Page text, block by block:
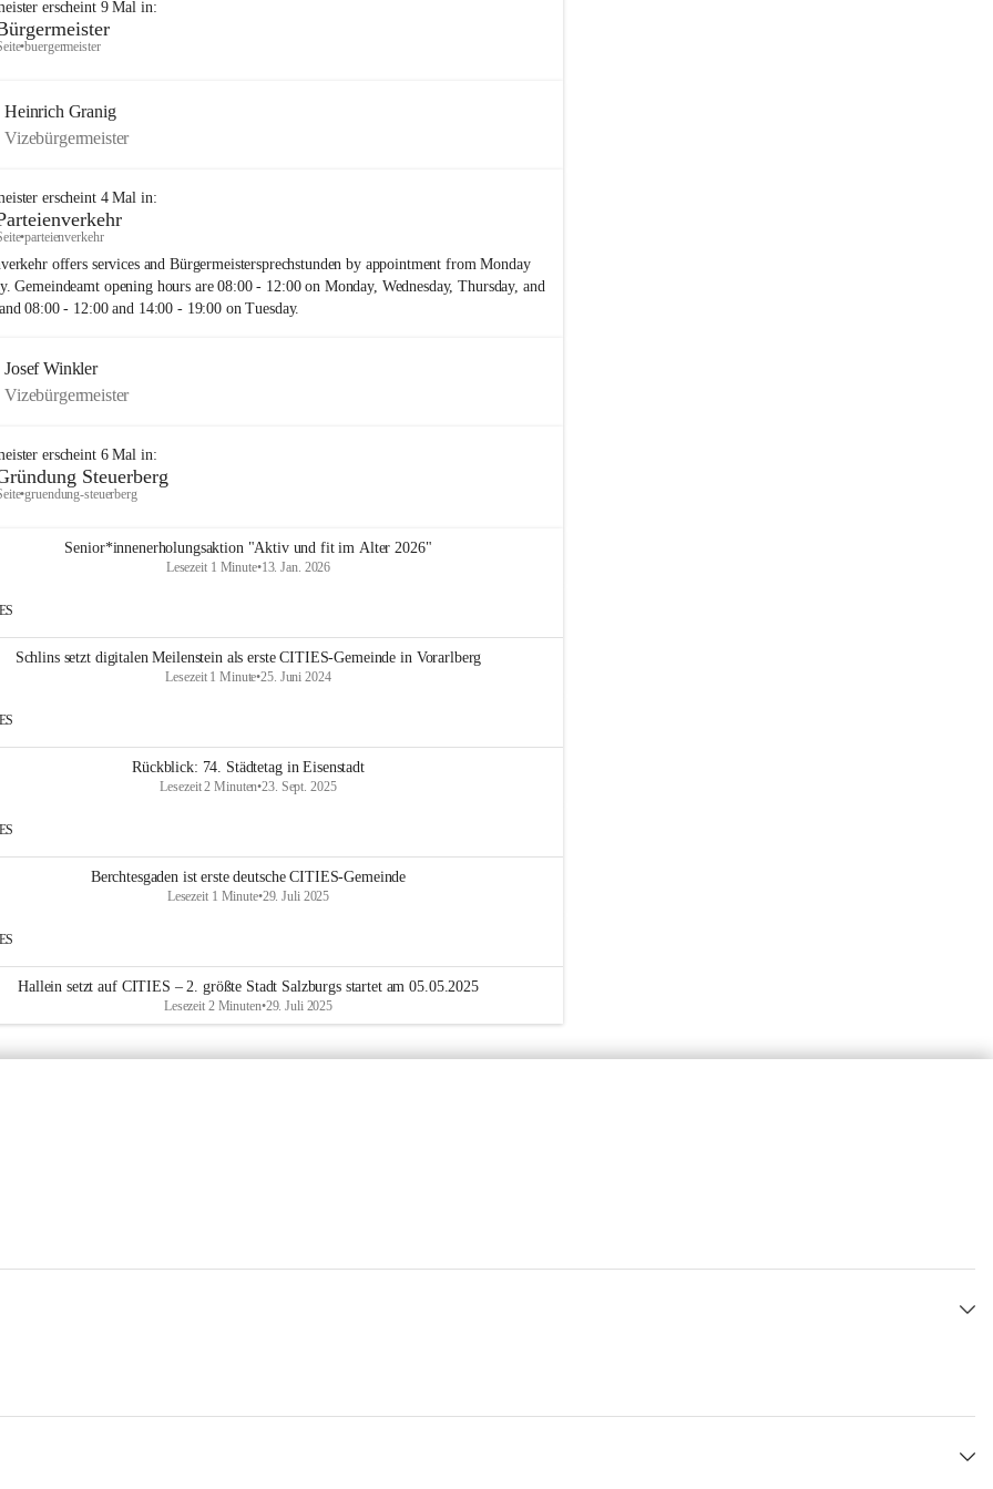
erscheint 9Mal in:
•buergermeister
Heinrich Granig
Vizebürgermeister
erscheint 4Mal in:
•parteienverkehr
offers services and Bürgermeistersprechstunden by appointment from Monday
Gemeindeamt opening hours are 08:00 - 12:00 on Monday, Wednesday, Thursday, and
08:00 - 12:00 and 14:00 - 19:00 on Tuesday.
Josef Winkler
Vizebürgermeister
erscheint 6Mal in:
Steuerberg
•gruendung-steuerberg
Senior*innenerholungsaktion "Aktiv und fit im Alter 2026"
Lesezeit 1 Minute•13. Jan. 2026
Schlins setzt digitalen Meilenstein als erste CITIES-Gemeinde in Vorarlberg
Lesezeit 1 Minute•25. Juni 2024
Rückblick: 74. Städtetag in Eisenstadt
Lesezeit 2 Minuten•23. Sept. 2025
Berchtesgaden ist erste deutsche CITIES-Gemeinde
Lesezeit 1 Minute•29. Juli 2025
Hallein setzt auf CITIES – 2. größte Stadt Salzburgs startet am 05.05.2025
Lesezeit 2 Minuten•29. Juli 2025